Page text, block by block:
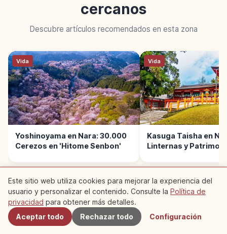
cercanos
Descubre artículos recomendados en esta zona
Vida
Yoshinoyama en Nara: 30.000
Cerezos en 'Hitome Senbon'
Vida
Kasuga Taisha en
Linternas y
LEER SIGUIENTE →
Cultura Tradicional
Cercanos
Este sitio web utiliza cookies para mejorar la experiencia del
usuario y personalizar el contenido. Consulte la Política de
privacidad para obtener más detalles.
Aceptar todo
Rechazar todo Configuración